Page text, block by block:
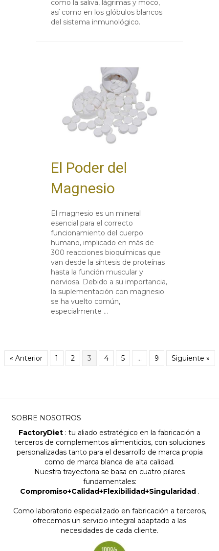
como la saliva, lágrimas y moco,
así como en los glóbulos blancos
del sistema inmunológico.
El Poder del
Magnesio
El magnesio es un mineral
esencial para el correcto
funcionamiento del cuerpo
humano, implicado en más de
300 reacciones bioquímicas que
van desde la síntesis de proteínas
hasta la función muscular y
nerviosa. Debido a su importancia,
la suplementación con magnesio
se ha vuelto común,
especialmente …
« Anterior 1 2 3 4 5 … 9 Siguiente »
SOBRE NOSOTROS
FactoryDiet : tu aliado estratégico en la fabricación a
terceros de complementos alimenticios, con soluciones
personalizadas tanto para el desarrollo de marca propia
como de marca blanca de alta calidad.
Nuestra trayectoria se basa en cuatro pilares
fundamentales:
Compromiso+Calidad+Flexibilidad+Singularidad.
Como laboratorio especializado en fabricación a terceros,
ofrecemos un servicio integral adaptado a las
necesidades de cada cliente.